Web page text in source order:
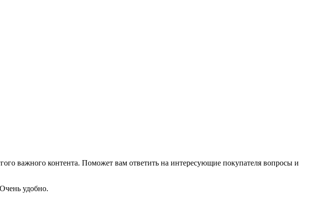
важного контента. Поможет вам ответить на интересующие покупателя вопросы и
удобно.